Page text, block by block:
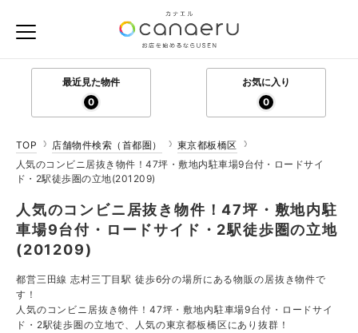
最近見た物件
0
お気に入り
0
TOP 店舗物件検索（首都圏）
東京都板橋区
人気のコンビニ居抜き物件！47坪・敷地内駐車場9台付・ロードサイ
ド・2駅徒歩圏の立地(201209)
人気のコンビニ居抜き物件！47坪・敷地内駐
車場9台付・ロードサイド・2駅徒歩圏の立地
(201209)
都営三田線 志村三丁目駅 徒歩6分の場所にある物販の居抜き物件で
す！
人気のコンビニ居抜き物件！47坪・敷地内駐車場9台付・ロードサイ
ド・2駅徒歩圏の立地で、人気の東京都板橋区にあり抜群！